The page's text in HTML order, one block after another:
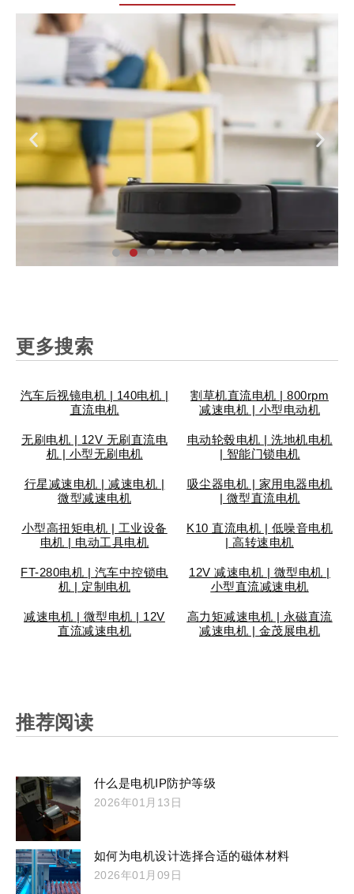
车
配
用
电
业
设
人
护
防
锁
能
设
疗
设
表
阀
车
配
用
电
业
设
人
护
防
锁
能
设
疗
设
表
阀
车
配
用
电
业
设
人
护
防
锁
能
设
疗
设
表
阀
更多搜索
汽车后视镜电机 | 140电机 |
直流电机
割草机直流电机 | 800rpm
减速电机 | 小型电动机
无刷电机 | 12V 无刷直流电
机 | 小型无刷电机
电动轮毂电机 | 洗地机电机
| 智能门锁电机
行星减速电机 | 减速电机 |
微型减速电机
吸尘器电机 | 家用电器电机
| 微型直流电机
小型高扭矩电机 | 工业设备
电机 | 电动工具电机
K10 直流电机 | 低噪音电机
| 高转速电机
FT-280电机 | 汽车中控锁电
机 | 定制电机
12V 减速电机 | 微型电机 |
小型直流减速电机
减速电机 | 微型电机 | 12V
直流减速电机
高力矩减速电机 | 永磁直流
减速电机 | 金茂展电机
推荐阅读
什么是电机IP防护等级
2026年01月13日
如何为电机设计选择合适的磁体材料
2026年01月09日